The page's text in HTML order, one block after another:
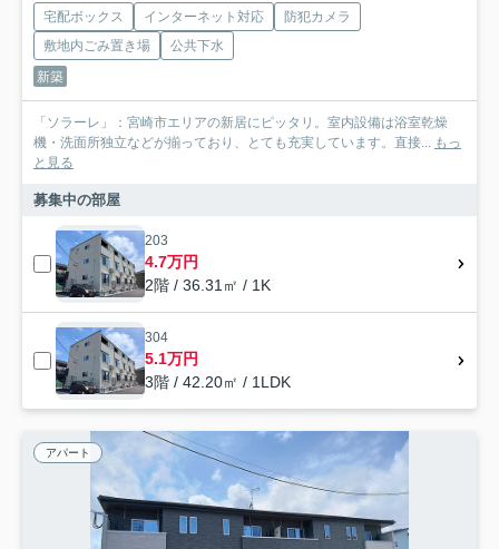
宅配ボックス インターネット対応
防犯カメラ
敷地内ごみ置き場
公共下水
新築
「ソラーレ」：宮崎市エリアの新居にピッタリ。室内設備は浴室乾燥
機・洗面所独立などが揃っており、とても充実しています。直接... もっ
と見る
募集中の部屋
203
4.7万円
2階 / 36.31㎡ / 1K
304
5.1万円
3階 / 42.20㎡ / 1LDK
アパート